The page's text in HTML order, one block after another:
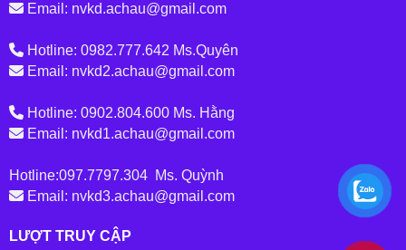
Email: nvkd.achau@gmail.com
Hotline: 0982.777.642 Ms.Quyên
Email: nvkd2.achau@gmail.com
Hotline: 0902.804.600 Ms. Hằng
Email: nvkd1.achau@gmail.com
Hotline:097.7797.304 Ms. Quỳnh
Email: nvkd3.achau@gmail.com
LƯỢT TRUY CẬP